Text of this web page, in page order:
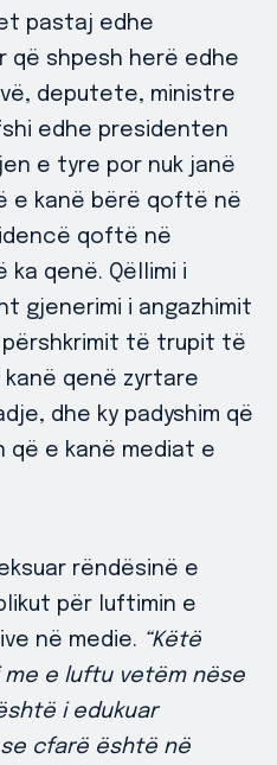
pastaj edhe
që shpesh herë edhe
deputete, ministre
edhe presidenten
e tyre por nuk janë
e kanë bërë qoftë në
qoftë në
qenë. Qëllimi i
gjenerimi i angazhimit
të trupit të
qenë zyrtare
dhe ky padyshim që
që e kanë mediat e
rëndësinë e
për luftimin e
në medie. “Këtë
me e luftu vetëm nëse
i edukuar
cfarë është në